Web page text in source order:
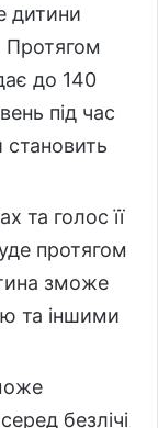
дитини
Протягом
до 140
під час
становить
та голос її
протягом
зможе
та іншими
безлічі